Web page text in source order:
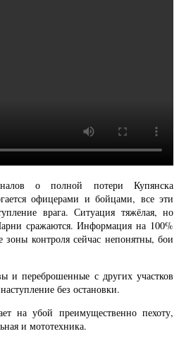
о полной потери Купянска
офицерами и бойцами, все эти
врага. Ситуация тяжёлая, но
сражаются. Информация на 100%
контроля сейчас непонятны, бои
и переброшенные с других участков
без остановки.
на убой преимущественно пехоту,
и мототехника.